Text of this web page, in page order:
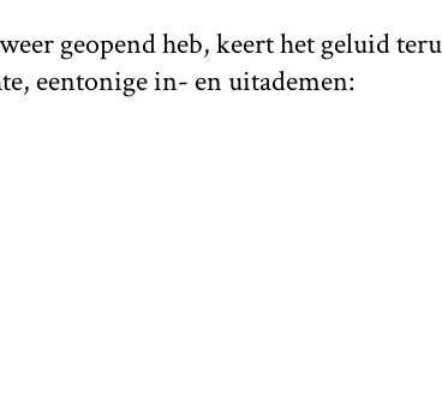
geopend heb, keert het geluid
eentonige in- en uitademen: